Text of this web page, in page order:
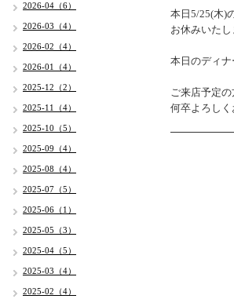
本日5/25(木)
お休みいたし
本日のディナ
ご来店予定
何卒よろしく
2026-04（6）
2026-03（4）
2026-02（4）
2026-01（4）
2025-12（2）
2025-11（4）
2025-10（5）
2025-09（4）
2025-08（4）
2025-07（5）
2025-06（1）
2025-05（3）
2025-04（5）
2025-03（4）
2025-02（4）